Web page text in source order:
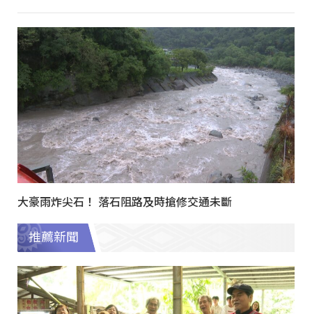
大豪雨炸尖石！ 落石阻路及時搶修交通未斷
推薦新聞